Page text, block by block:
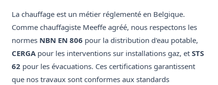
La chauffage est un métier réglementé en Belgique.
Comme chauffagiste Meeffe agréé, nous respectons les
normes NBN EN 806 pour la distribution d'eau potable,
CERGApour les interventions sur installations gaz, et STS
62 pour les évacuations. Ces certifications garantissent
que nos travaux sont conformes aux standards